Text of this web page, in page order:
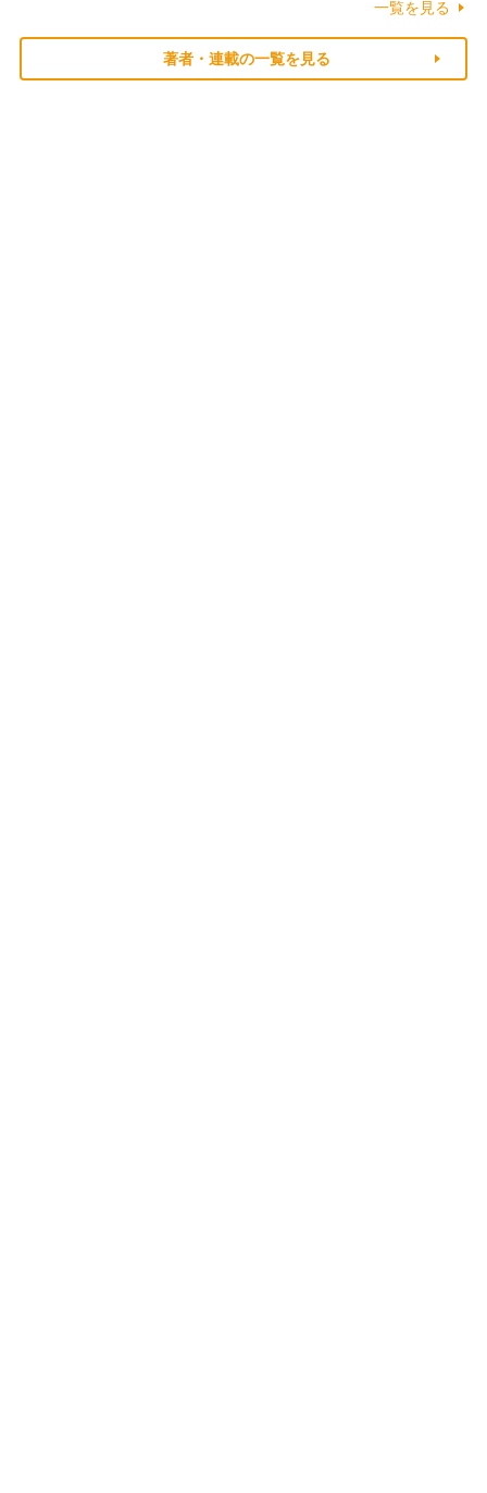
一覧を見る
著者・連載の一覧を見る